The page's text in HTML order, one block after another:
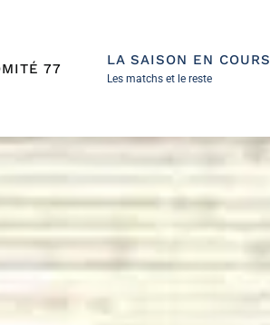
77
LA SAISON EN COURS
Les matchs et le reste